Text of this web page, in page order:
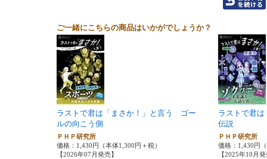
ご一緒にこちらの商品はいかがでしょうか？
ラストで君は「まさか！」と言う ゴー
ルの向こう側
ＰＨＰ研究所
価格：1,430円（本体1,300円＋税）
【2026年07月発売】
ラストで君
伝説
ＰＨＰ研究所
価格：1,430円
【2025年10月